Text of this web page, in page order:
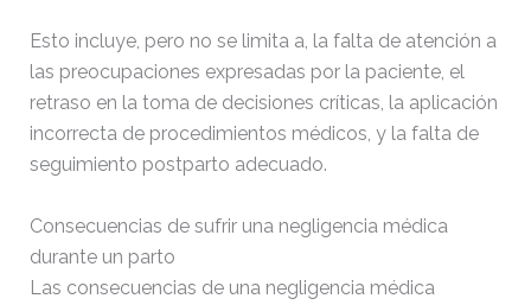
Esto incluye, pero no se limita a, la falta de atención a
las preocupaciones expresadas por la paciente, el
retraso en la toma de decisiones críticas, la aplicación
incorrecta de procedimientos médicos, y la falta de
seguimiento postparto adecuado.
Consecuencias de sufrir una negligencia médica
durante un parto
Las consecuencias de una negligencia médica